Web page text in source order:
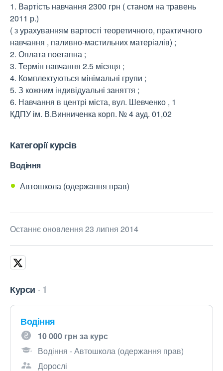
1. Вартість навчання 2300 грн ( станом на травень
2011 р.)
( з урахуванням вартості теоретичного, практичного
навчання , паливно-мастильних матеріалів) ;
2. Оплата поетапна ;
3. Термін навчання 2.5 місяця ;
4. Комплектуються мінімальні групи ;
5. З кожним індивідуальні заняття ;
6. Навчання в центрі міста, вул. Шевченко , 1
КДПУ ім. В.Винниченка корп. № 4 ауд. 01,02
Категорії курсів
Водіння
Автошкола (одержання прав)
Останнє оновлення 23 липня 2014
Курси 1
Водіння
10 000 грн за курс
Водіння - Автошкола (одержання прав)
Дорослі